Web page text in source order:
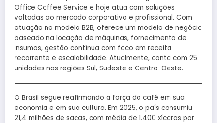
Office Coffee Service e hoje atua com soluções
voltadas ao mercado corporativo e profissional. Com
atuação no modelo B2B, oferece um modelo de negócio
baseado na locação de máquinas, fornecimento de
insumos, gestão contínua com foco em receita
recorrente e escalabilidade. Atualmente, conta com 25
unidades nas regiões Sul, Sudeste e Centro-Oeste.
O Brasil segue reafirmando a força do café em sua
economia e em sua cultura. Em 2025, o país consumiu
21,4 milhões de sacas, com média de 1.400 xícaras por